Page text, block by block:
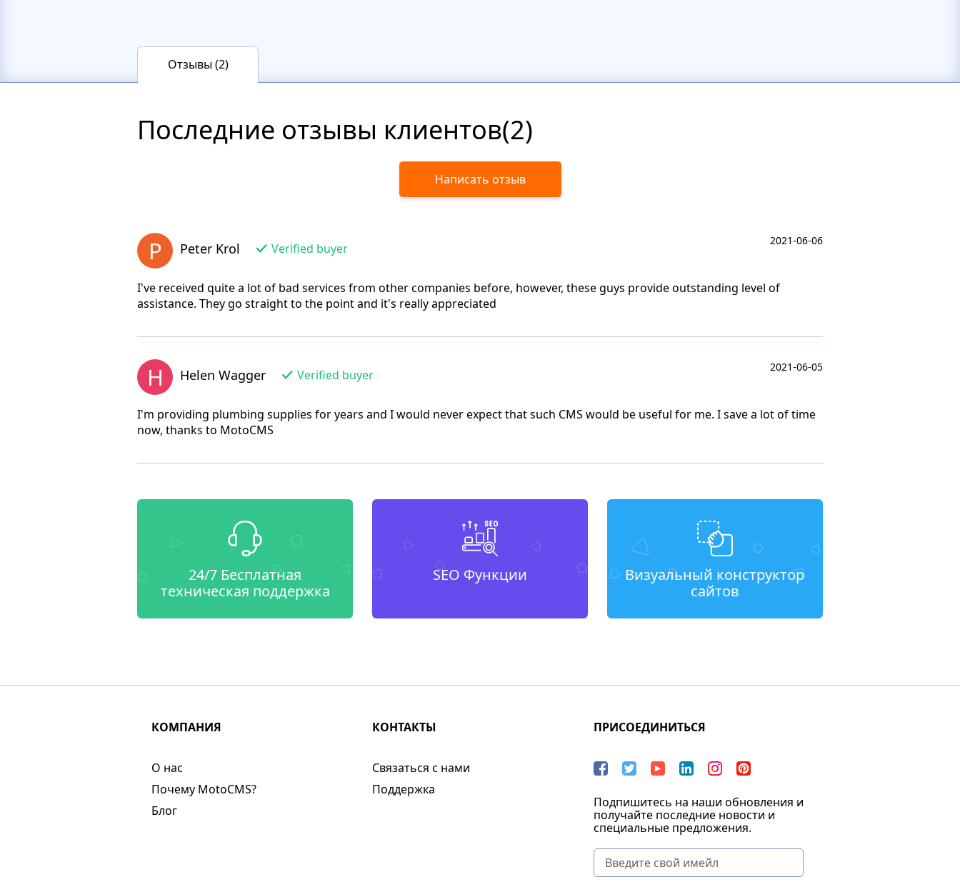
Отзывы (2)
Последние отзывы клиентов(2)
Написать отзыв
P Peter Krol Verified buyer
2021-06-06
I've received quite a lot of bad services from other companies before, however, these guys provide outstanding level of
assistance. They go straight to the point and it's really appreciated
H Helen Wagger Verified buyer
2021-06-05
I'm providing plumbing supplies for years and I would never expect that such CMS would be useful for me. I save a lot of time
now, thanks to MotoCMS
24/7 Бесплатная
техническая поддержка
SEO Функции
Визуальный конструктор
сайтов
КОМПАНИЯ
О нас​
Почему MotoCMS?
Блог
КОНТАКТЫ
Связаться с нами
Поддержка
ПРИСОЕДИНИТЬСЯ
Подпишитесь на наши обновления и
получайте последние новости и
специальные предложения.